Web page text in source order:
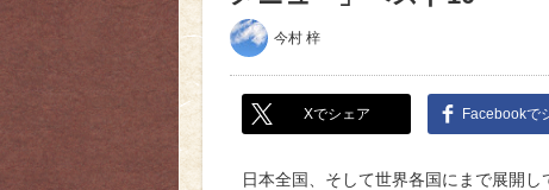
今村 梓
Xでシェア Facebookで
日本全国、そして世界各国にまで展開